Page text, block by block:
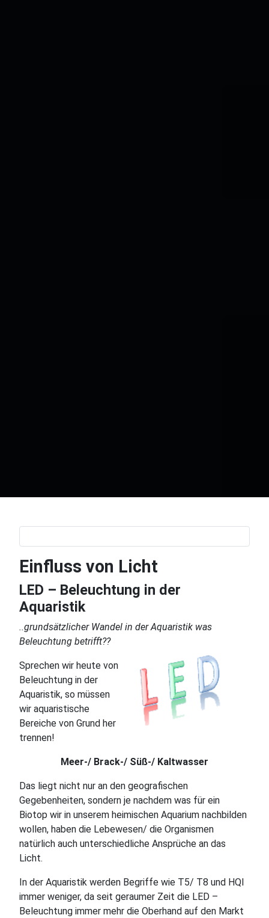
Einfluss von Licht
LED – Beleuchtung in der
Aquaristik
..grundsätzlicher Wandel in der Aquaristik was
Beleuchtung betrifft??
Sprechen wir heute von
Beleuchtung in der
Aquaristik, so müssen
wir aquaristische
Bereiche von Grund her
trennen!
Meer-/ Brack-/ Süß-/ Kaltwasser
Das liegt nicht nur an den geografischen
Gegebenheiten, sondern je nachdem was für ein
Biotop wir in unserem heimischen Aquarium nachbilden
wollen, haben die Lebewesen/ die Organismen
natürlich auch unterschiedliche Ansprüche an das
Licht.
In der Aquaristik werden Begriffe wie T5/ T8 und HQI
immer weniger, da seit geraumer Zeit die LED –
Beleuchtung immer mehr die Oberhand auf den Markt